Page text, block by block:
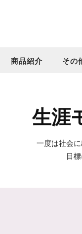
商品紹介 その
生涯
一度は社会
目